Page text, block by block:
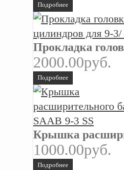
Подробнее
Прокладка
2000.00руб.
Подробнее
Крышка
1000.00руб.
Подробнее